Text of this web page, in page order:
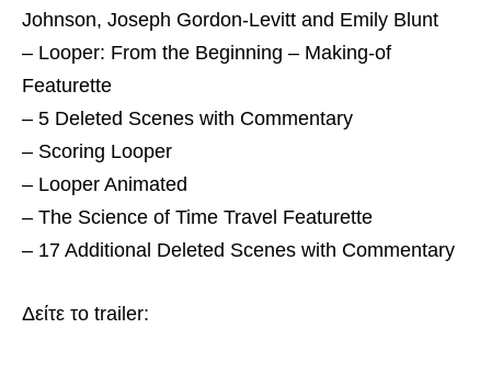
Johnson, Joseph Gordon-Levitt and Emily Blunt
– Looper: From the Beginning – Making-of
Featurette
– 5 Deleted Scenes with Commentary
– Scoring Looper
– Looper Animated
– The Science of Time Travel Featurette
– 17 Additional Deleted Scenes with Commentary
Δείτε το trailer: